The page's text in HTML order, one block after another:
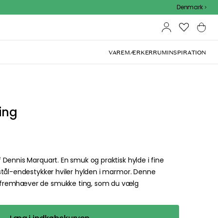
Denmark
VAREMÆRKERRUMINSPIRATION
Marquart. En smuk og praktisk hylde i fine
endestykker hviler hylden i marmor. Denne
de smukke ting, som du vælg
and